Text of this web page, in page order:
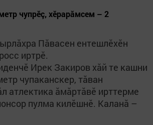
чупрӗç, хӗрарăмсем – 2
Пăвасен ентешлӗхӗн
иртрӗ.
Ирек Закиров хăй те кашни
чупаканскер, тăван
атлектика ăмăртăвӗ ирттерме
пулма килӗшнӗ. Каланă –